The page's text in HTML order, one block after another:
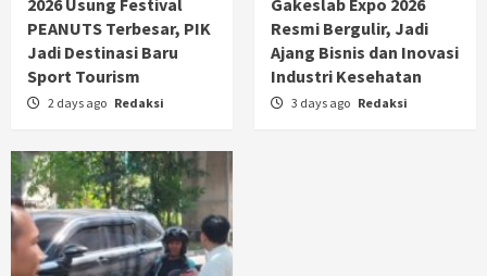
2026 Usung Festival
PEANUTS Terbesar, PIK
Jadi Destinasi Baru
Sport Tourism
2 days ago Redaksi
Gakeslab Expo 2026
Resmi Bergulir, Jadi
Ajang Bisnis dan Inovasi
Industri Kesehatan
3 days ago Redaksi